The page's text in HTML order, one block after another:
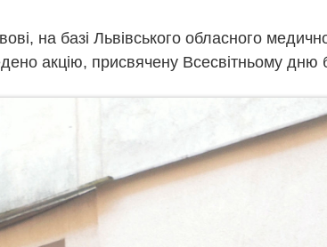
на базі Львівського обласного
акцію, присвячену Всесвітньому дню